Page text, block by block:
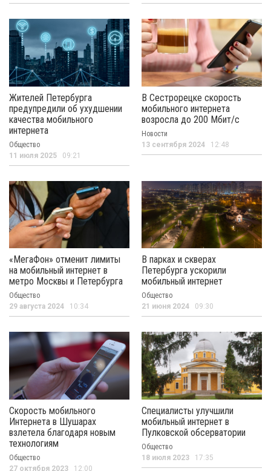
Жителей Петербурга
предупредили об ухудшении
качества мобильного
интернета
Общество
11 июля 2025 09:21
В Сестрорецке скорость
мобильного интернета
возросла до 200 Мбит/с
Новости
13 сентября 2024 12:48
«МегаФон» отменит лимиты
на мобильный интернет в
метро Москвы и Петербурга
Общество
29 августа 2024 10:34
В парках и скверах
Петербурга ускорили
мобильный интернет
Общество
21 июня 2024 09:30
Скорость мобильного
Интернета в Шушарах
взлетела благодаря новым
технологиям
Общество
27 октября 2023 12:00
Специалисты улучшили
мобильный интернет в
Пулковской обсерватории
Общество
18 июля 2023 17:35